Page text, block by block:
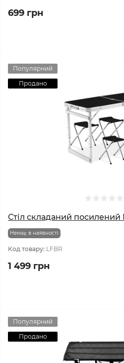
699 грн
Популярний
Продано
Стіл складаний
Немає в наявності
Код товару: LFBR
1 499 грн
Популярний
Продано